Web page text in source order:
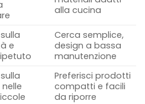
alla cucina
e
Cerca semplice,
design a bassa
manutenzione
Preferisci prodotti
compatti e facili
da riporre